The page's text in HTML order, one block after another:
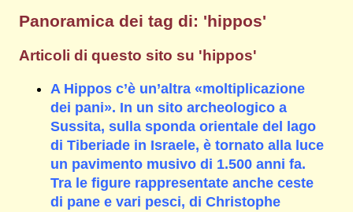
Panoramica dei tag di: 'hippos'
Articoli di questo sito su 'hippos'
A Hippos c’è un’altra «moltiplicazione
dei pani». In un sito archeologico a
Sussita, sulla sponda orientale del lago
di Tiberiade in Israele, è tornato alla luce
un pavimento musivo di 1.500 anni fa.
Tra le figure rappresentate anche ceste
di pane e vari pesci, di Christophe